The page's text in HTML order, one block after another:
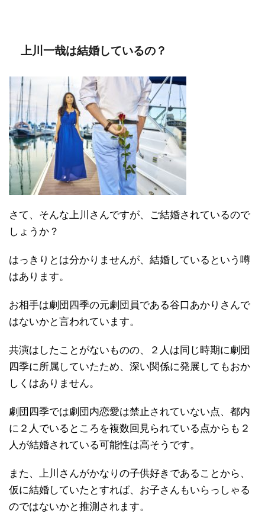
上川一哉は結婚しているの？
さて、そんな上川さんですが、ご結婚されているので
しょうか？
はっきりとは分かりませんが、結婚しているという噂
はあります。
お相手は劇団四季の元劇団員である谷口あかりさんで
はないかと言われています。
共演はしたことがないものの、２人は同じ時期に劇団
四季に所属していたため、深い関係に発展してもおか
しくはありません。
劇団四季では劇団内恋愛は禁止されていない点、都内
に２人でいるところを複数回見られている点からも２
人が結婚されている可能性は高そうです。
また、上川さんがかなりの子供好きであることから、
仮に結婚していたとすれば、お子さんもいらっしゃる
のではないかと推測されます。